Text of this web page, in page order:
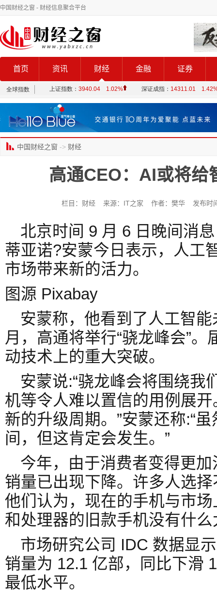
中国财经之窗 - 财经信息聚合平台
首页 资讯 财经 金融 证券
中国财经之窗 -> 财经
高通CEO：AI或将给
栏目：财经 来源：IT之家 作者：樊华 发布时
北京时间 9 月 6 日晚间消
蒂亚诺?安蒙今日表示，人工
市场带来新的活力。
图源 Pixabay
安蒙称，他看到了人工智
月，高通将举行“骁龙峰会”
动技术上的重大突破。
安蒙说:“骁龙峰会将围绕我
机等令人难以置信的用例展
新的升级周期。”安蒙还称:“
间，但这肯定会发生。”
今年，由于消费者变得更
销量已出现下降。许多人选
他们认为，现在的手机与市
和处理器的旧款手机没有什
市场研究公司 IDC 数据显
销量为 12.1 亿部，同比下滑
最低水平。